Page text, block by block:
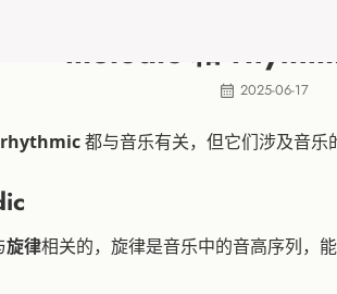
melodic 和
2025-06-17
rhythmic都与音乐有关，但它们涉及音乐
旋律相关的，旋律是音乐中的音高序列，